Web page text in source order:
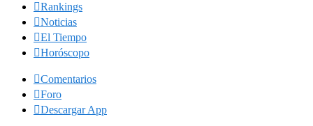
Rankings
Noticias
El Tiempo
Horóscopo
Comentarios
Foro
Descargar App